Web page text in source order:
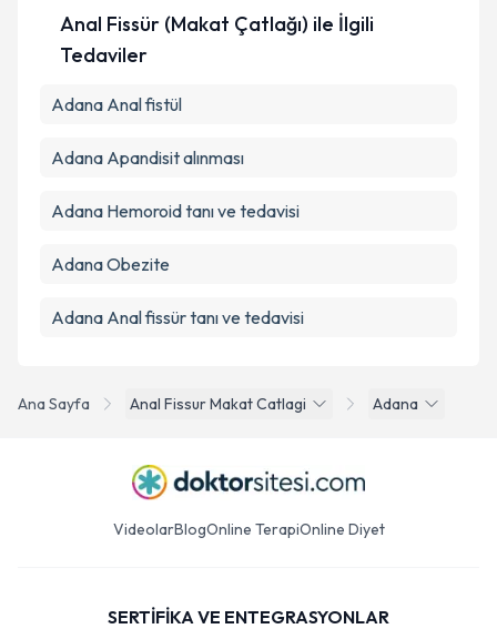
Ana Sayfa Anal Fissur Makat Catlagi Adana
Anal Fissür (Makat Çatlağı) ile İlgili
Tedaviler
Adana Anal fistül
Adana Apandisit alınması
Adana Hemoroid tanı ve tedavisi
Adana Obezite
Adana Anal fissür tanı ve tedavisi
VideolarBlogOnline TerapiOnline Diyet
SERTİFİKA VE ENTEGRASYONLAR